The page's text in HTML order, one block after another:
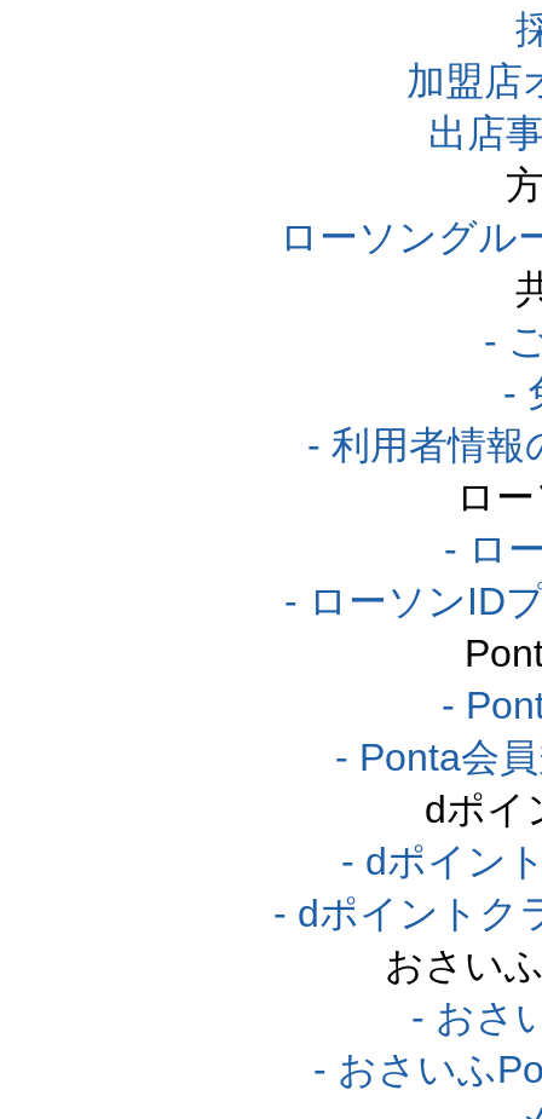
加盟店
出店
ローソングル
-
-
- 利用者情報
ロ
- ロ
- ローソンID
-
- Ponta会
dポイ
- dポイン
- dポイントク
おさい
- おさ
- おさいふ